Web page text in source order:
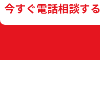
今すぐ電話相談する